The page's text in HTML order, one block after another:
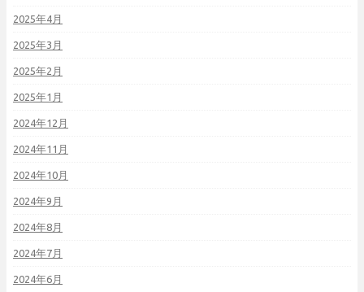
2025年4月
2025年3月
2025年2月
2025年1月
2024年12月
2024年11月
2024年10月
2024年9月
2024年8月
2024年7月
2024年6月